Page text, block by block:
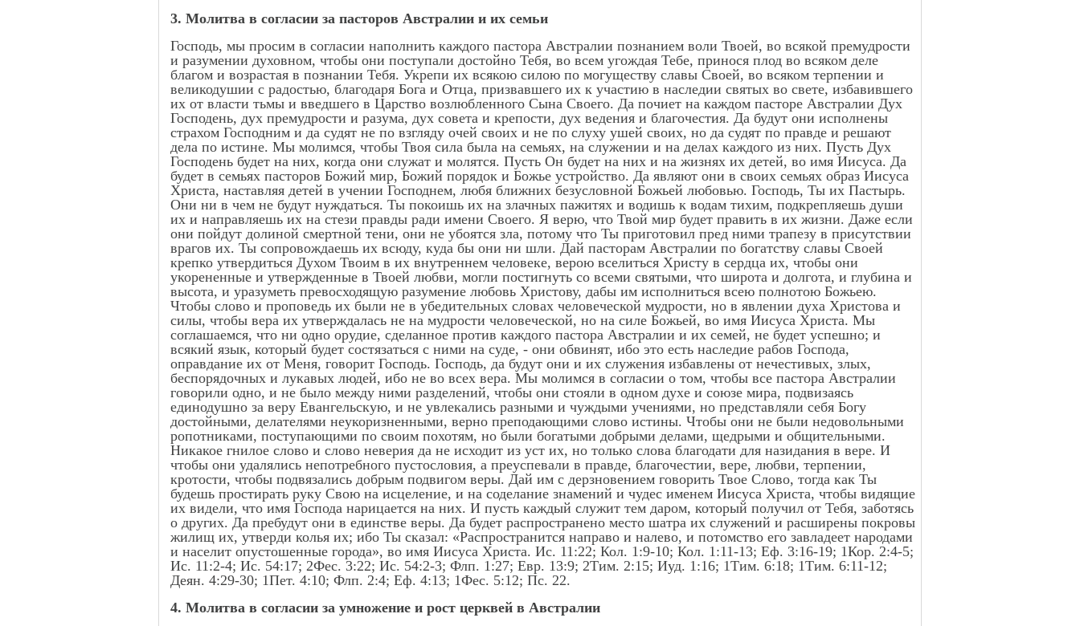
3. Молитва в согласии за пасторов Австралии и их семьи
Господь, мы просим в согласии наполнить каждого пастора Австралии познанием воли Твоей, во всякой премудрости
и разумении духовном, чтобы они поступали достойно Тебя, во всем угождая Тебе, принося плод во всяком деле
благом и возрастая в познании Тебя. Укрепи их всякою силою по могуществу славы Своей, во всяком терпении и
великодушии с радостью, благодаря Бога и Отца, призвавшего их к участию в наследии святых во свете, избавившего
их от власти тьмы и введшего в Царство возлюбленного Сына Своего. Да почиет на каждом пасторе Австралии Дух
Господень, дух премудрости и разума, дух совета и крепости, дух ведения и благочестия. Да будут они исполнены
страхом Господним и да судят не по взгляду очей своих и не по слуху ушей своих, но да судят по правде и решают
дела по истине. Мы молимся, чтобы Твоя сила была на семьях, на служении и на делах каждого из них. Пусть Дух
Господень будет на них, когда они служат и молятся. Пусть Он будет на них и на жизнях их детей, во имя Иисуса. Да
будет в семьях пасторов Божий мир, Божий порядок и Божье устройство. Да являют они в своих семьях образ Иисуса
Христа, наставляя детей в учении Господнем, любя ближних безусловной Божьей любовью. Господь, Ты их Пастырь.
Они ни в чем не будут нуждаться. Ты покоишь их на злачных пажитях и водишь к водам тихим, подкрепляешь души
их и направляешь их на стези правды ради имени Своего. Я верю, что Твой мир будет править в их жизни. Даже если
они пойдут долиной смертной тени, они не убоятся зла, потому что Ты приготовил пред ними трапезу в присутствии
врагов их. Ты сопровождаешь их всюду, куда бы они ни шли. Дай пасторам Австралии по богатству славы Своей
крепко утвердиться Духом Твоим в их внутреннем человеке, верою вселиться Христу в сердца их, чтобы они
укорененные и утвержденные в Твоей любви, могли постигнуть со всеми святыми, что широта и долгота, и глубина и
высота, и уразуметь превосходящую разумение любовь Христову, дабы им исполниться всею полнотою Божьею.
Чтобы слово и проповедь их были не в убедительных словах человеческой мудрости, но в явлении духа Христова и
силы, чтобы вера их утверждалась не на мудрости человеческой, но на силе Божьей, во имя Иисуса Христа. Мы
соглашаемся, что ни одно орудие, сделанное против каждого пастора Австралии и их семей, не будет успешно; и
всякий язык, который будет состязаться с ними на суде, - они обвинят, ибо это есть наследие рабов Господа,
оправдание их от Меня, говорит Господь. Господь, да будут они и их служения избавлены от нечестивых, злых,
беспорядочных и лукавых людей, ибо не во всех вера. Мы молимся в согласии о том, чтобы все пастора Австралии
говорили одно, и не было между ними разделений, чтобы они стояли в одном духе и союзе мира, подвизаясь
единодушно за веру Евангельскую, и не увлекались разными и чуждыми учениями, но представляли себя Богу
достойными, делателями неукоризненными, верно преподающими слово истины. Чтобы они не были недовольными
ропотниками, поступающими по своим похотям, но были богатыми добрыми делами, щедрыми и общительными.
Никакое гнилое слово и слово неверия да не исходит из уст их, но только слова благодати для назидания в вере. И
чтобы они удалялись непотребного пустословия, а преуспевали в правде, благочестии, вере, любви, терпении,
кротости, чтобы подвязались добрым подвигом веры. Дай им с дерзновением говорить Твое Слово, тогда как Ты
будешь простирать руку Свою на исцеление, и на соделание знамений и чудес именем Иисуса Христа, чтобы видящие
их видели, что имя Господа нарицается на них. И пусть каждый служит тем даром, который получил от Тебя, заботясь
о других. Да пребудут они в единстве веры. Да будет распространено место шатра их служений и расширены покровы
жилищ их, утверди колья их; ибо Ты сказал: «Распространится направо и налево, и потомство его завладеет народами
и населит опустошенные города», во имя Иисуса Христа. Ис. 11:22; Кол. 1:9-10; Кол. 1:11-13; Еф. 3:16-19; 1Кор. 2:4-5;
Ис. 11:2-4; Ис. 54:17; 2Фес. 3:22; Ис. 54:2-3; Флп. 1:27; Евр. 13:9; 2Тим. 2:15; Иуд. 1:16; 1Тим. 6:18; 1Тим. 6:11-12;
Деян. 4:29-30; 1Пет. 4:10; Флп. 2:4; Еф. 4:13; 1Фес. 5:12; Пс. 22.
4. Молитва в согласии за умножение и рост церквей в Австралии